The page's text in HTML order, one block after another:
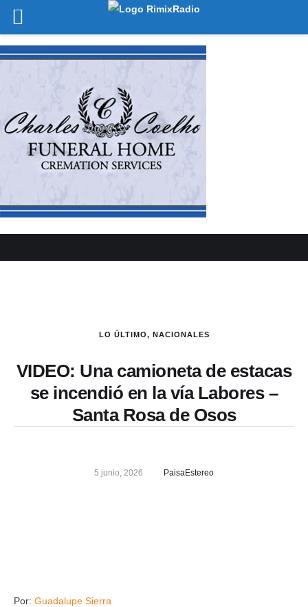
LO ÚLTIMO, NACIONALES
VIDEO: Una camioneta de estacas
se incendió en la vía Labores –
Santa Rosa de Osos
5 junio, 2026 PaisaEstereo
Por: Guadalupe Sierra